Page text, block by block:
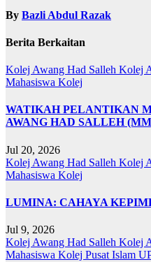
By Bazli Abdul Razak
Berita Berkaitan
Kolej Awang Had Salleh Kolej
Mahasiswa Kolej
WATIKAH PELANTIKAN
AWANG HAD SALLEH
Jul 20, 2026
Kolej Awang Had Salleh Kolej
Mahasiswa Kolej
LUMINA: CAHAYA
Jul 9, 2026
Kolej Awang Had Salleh Kolej
Mahasiswa Kolej Pusat Islam